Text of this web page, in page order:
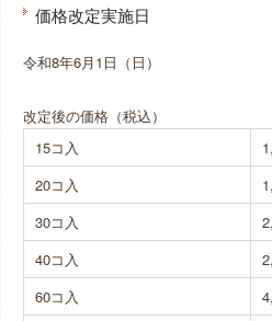
価格改定実施日
令和8年6月1日（日）
改定後の価格（税込）
15コ入
20コ入
30コ入
40コ入
60コ入